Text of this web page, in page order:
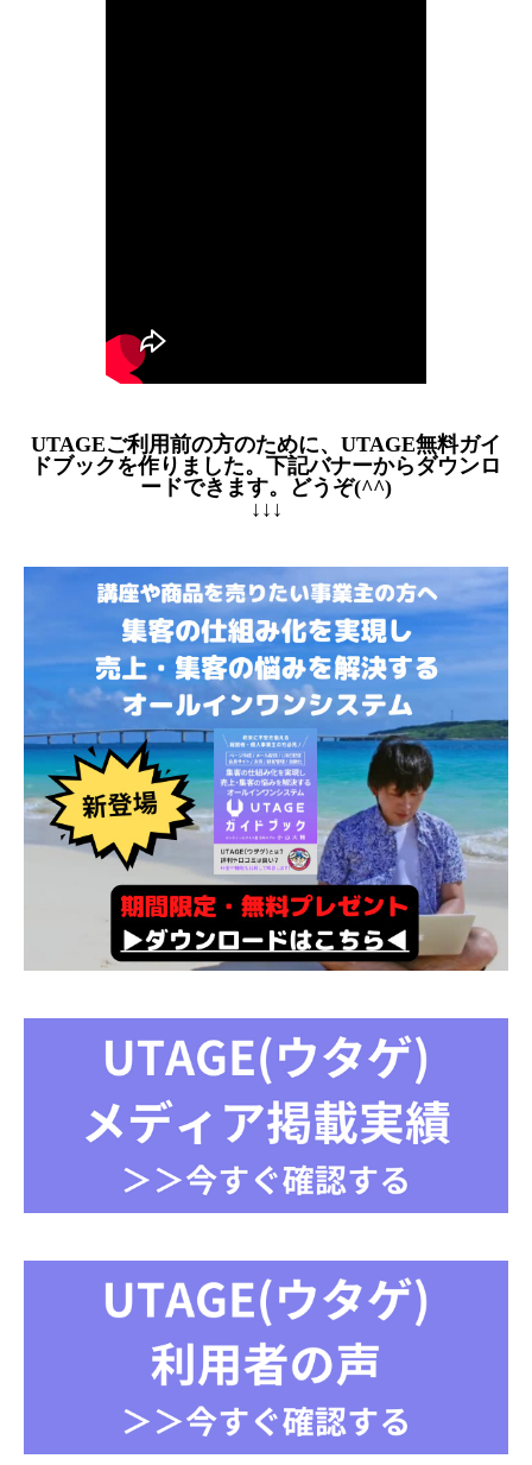
UTAGEご利用前の方のために、UTAGE無料ガイ
ドブックを作りました。下記バナーからダウンロ
ードできます。どうぞ(^^)
↓↓↓